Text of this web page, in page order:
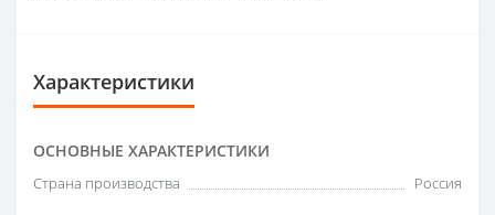
Характеристики
ОСНОВНЫЕ ХАРАКТЕРИСТИКИ
Страна производства Россия